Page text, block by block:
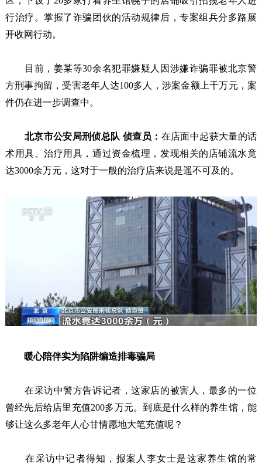
行治疗。掌握了诈骗团伙的活动规律后，专案组兵分多路展
开收网行动。
目前，姜某等30余名犯罪嫌疑人因涉嫌诈骗罪被北京警
方刑事拘留，受害老年人达100多人，涉案金额上千万元，案
件仍在进一步调查中。
北京市公安局刑侦总队 侦查员： 在店面中起获大量的话
术用具、治疗用具，通过资金梳理，发现相关的店铺流水竟
达3000余万元，这对于一般的治疗店来说是遥不可及的。
暖心陪伴实为陷阱编造排毒骗局
在采访中警方告诉记者，这家店的被害人，最多的一位
曾经先后给店里充值200多万元。到底是什么样的养生馆，能
够让这么多老年人心甘情愿地大笔充值呢？
在采访中记者得知，报案人李女士是这家养生馆的常